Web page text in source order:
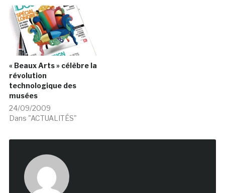
« Beaux Arts » célèbre la
révolution
technologique des
musées
24/09/2009
Dans "ACTUALITÉS"